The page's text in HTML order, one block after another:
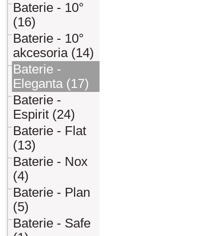
Baterie - 10°
(16)
Baterie - 10°
akcesoria (14)
Baterie -
Eleganta (17)
Baterie -
Espirit (24)
Baterie - Flat
(13)
Baterie - Nox
(4)
Baterie - Plan
(5)
Baterie - Safe